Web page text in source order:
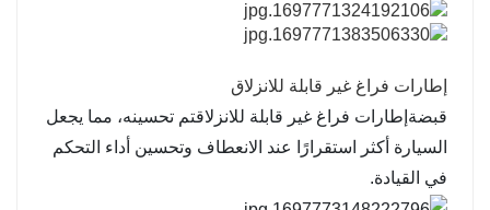
إطارات فراغ غير قابلة للانزلاق
قبضة إطارات فراغ غير قابلة للانزلاقتم تحسينه، مما يجعل
السيارة أكثر استقرارًا عند الانعطاف وتحسين أداء التحكم
في القيادة.